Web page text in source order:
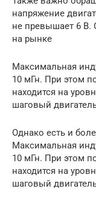
напряжение
не превышает 6 В.
на рынке
Максимальная
10 мГн. При этом
находится на
шаговый
Однако есть и
Максимальная
10 мГн. При этом
находится на
шаговый